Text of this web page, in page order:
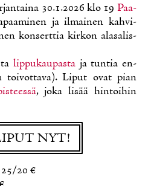
30.1.2026 klo 19 Paa­
ja il­mai­nen kah­vi­
kon­sert­tia kir­kon ala­sa­lis­
lip­pu­kau­pas­taja tun­tia en­
toi­vot­ta­va). Li­put ovat pian
, jo­ka li­sää hin­toi­hin
NYT!
20 €